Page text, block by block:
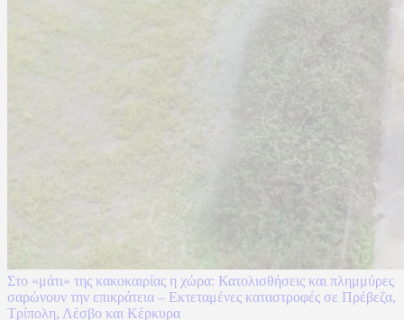
Στο «μάτι» της κακοκαιρίας η χώρα: Κατολισθήσεις και πλημμύρες
σαρώνουν την επικράτεια – Εκτεταμένες καταστροφές σε Πρέβεζα,
Τρίπολη, Λέσβο και Κέρκυρα